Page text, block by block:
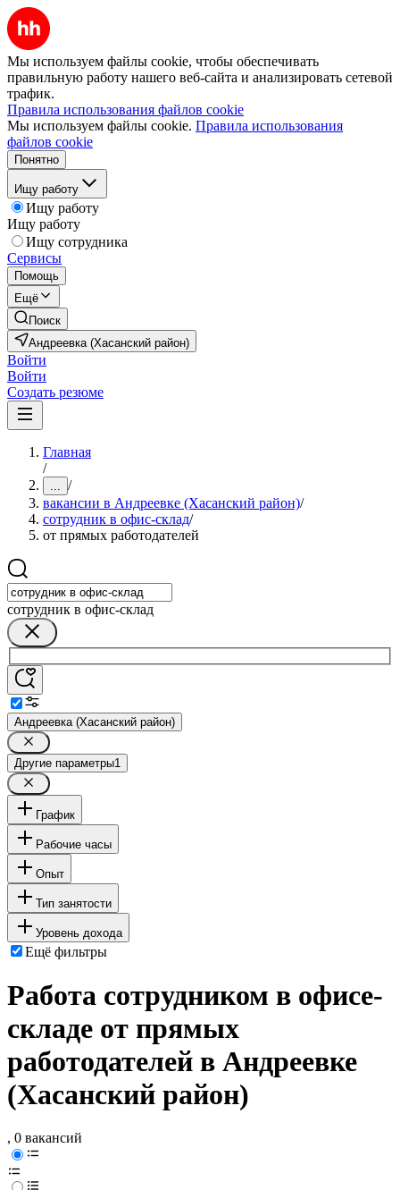
Мы используем файлы cookie, чтобы обеспечивать
правильную работу нашего веб-сайта и анализировать сетевой
трафик.
Правила использования файлов cookie
Мы используем файлы cookie. Правила использования
файлов cookie
Понятно
Ищу работу
Ищу работу
Ищу работу
Ищу сотрудника
Сервисы
Помощь
Ещё
Поиск
Андреевка (Хасанский район)
Войти
Войти
Создать резюме
Главная
/
... /
вакансии в Андреевке (Хасанский район)/
сотрудник в офис-склад/
от прямых работодателей
сотрудник в офис-склад
Андреевка (Хасанский район)
Другие параметры1
График
Рабочие часы
Опыт
Тип занятости
Уровень дохода
Ещё фильтры
Работа сотрудником в офисе-
складе от прямых
работодателей в Андреевке
(Хасанский район)
, 0 вакансий